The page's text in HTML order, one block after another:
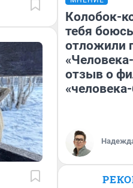
Колобок-
тебя
отложили
отзыв о